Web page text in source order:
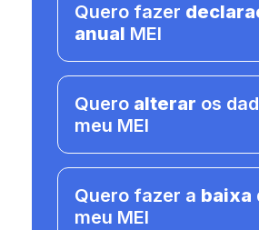
Quero fazer
anual MEI
Quero alterar os
meu MEI
Quero fazer a baixa
meu MEI